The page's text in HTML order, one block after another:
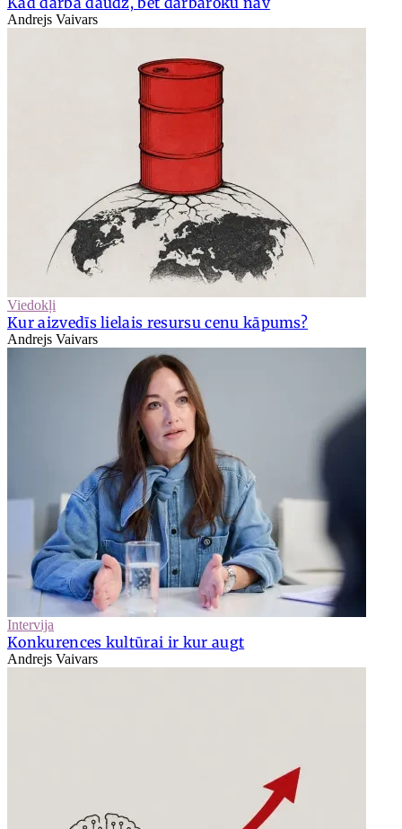
Andrejs Vaivars
Viedokļi
Kur aizvedīs lielais resursu cenu kāpums?
Andrejs Vaivars
Intervija
Konkurences kultūrai ir kur augt
Andrejs Vaivars